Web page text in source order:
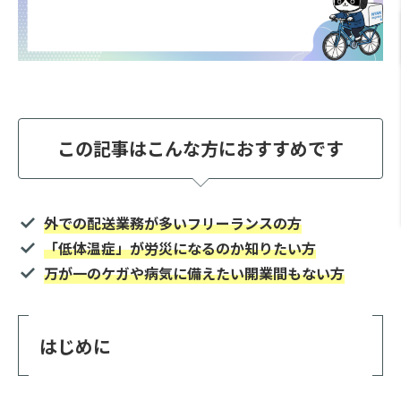
この記事はこんな方におすすめです
外での配送業務が多いフリーランスの方
「低体温症」が労災になるのか知りたい方
万が一のケガや病気に備えたい開業間もない方
はじめに